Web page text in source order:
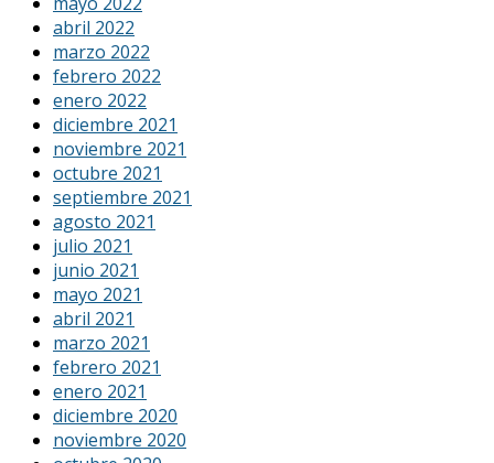
abril 2022
marzo 2022
febrero 2022
enero 2022
diciembre 2021
noviembre 2021
octubre 2021
septiembre 2021
agosto 2021
julio 2021
junio 2021
mayo 2021
abril 2021
marzo 2021
febrero 2021
enero 2021
diciembre 2020
noviembre 2020